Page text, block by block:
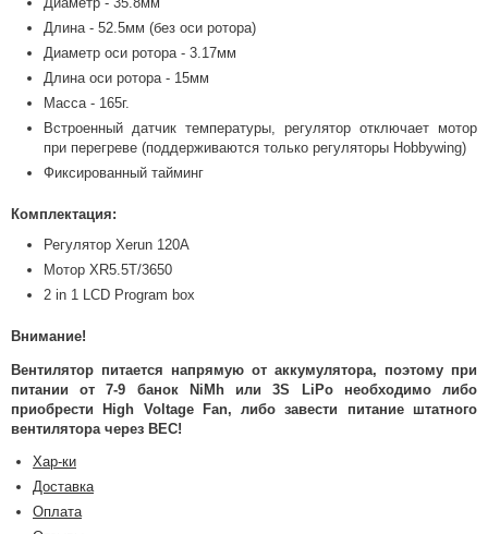
Длина - 52.5мм (без оси ротора)
Диаметр оси ротора - 3.17мм
Длина оси ротора - 15мм
Масса - 165г.
Встроенный датчик температуры, регулятор отключает мотор
при перегреве (поддерживаются только регуляторы Hobbywing)
Фиксированный тайминг
Комплектация:
Регулятор Xerun 120A
Мотор XR5.5T/3650
2 in 1 LCD Program box
Внимание!
Вентилятор питается напрямую от аккумулятора, поэтому при
питании от 7-9 банок NiMh или 3S LiPo необходимо либо
приобрести High Voltage Fan, либо завести питание штатного
вентилятора через BEC!
Хар-ки
Доставка
Оплата